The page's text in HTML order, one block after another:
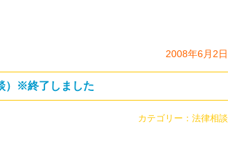
2008年6月2日
）※終了しました
カテゴリー： 法律相談